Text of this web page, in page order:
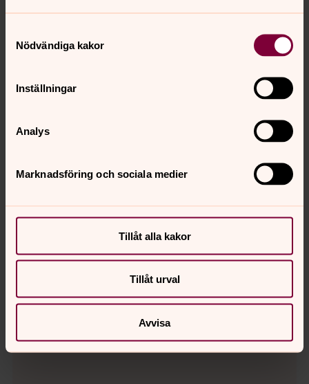
Nödvändiga kakor
Inställningar
Analys
Marknadsföring och sociala medier
Tillåt alla kakor
Tillåt urval
Avvisa
Emelie Malmborg
Stiftsingenjör, Enhetschef, Enheten för fastighet,
miljö och kulturarv, Linköpings stift
E-post:emelie.malmborg@svenskakyrkan.se